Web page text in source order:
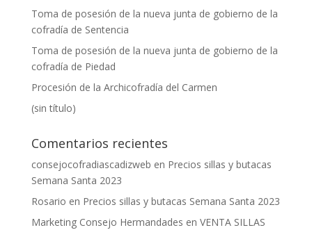
Toma de posesión de la nueva junta de gobierno de la
cofradía de Sentencia
Toma de posesión de la nueva junta de gobierno de la
cofradía de Piedad
Procesión de la Archicofradía del Carmen
(sin título)
Comentarios recientes
consejocofradiascadizweb en Precios sillas y butacas
Semana Santa 2023
Rosario en Precios sillas y butacas Semana Santa 2023
Marketing Consejo Hermandades en VENTA SILLAS